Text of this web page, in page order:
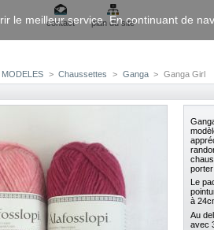
contact
plan du site
MODELES > Chaussettes > Ganga > Ganga Girl
Le
à
Au
avec
le meilleur service. En continuant de